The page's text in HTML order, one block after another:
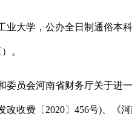
学，公办全日制通俗本科
。
会河南省财务厅关于进一
改收费〔2020〕456号)、